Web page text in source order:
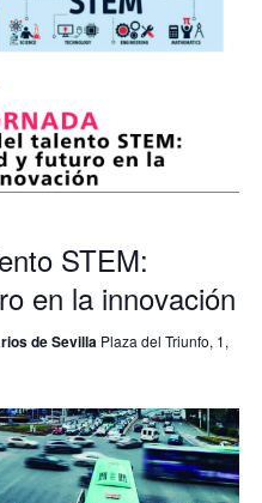
STEM:
en la innovación
de Sevilla Plaza del Triunfo, 1,